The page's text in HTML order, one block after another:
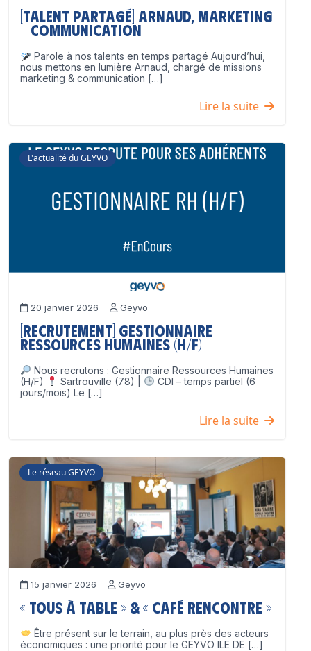
[Talent partagé] Arnaud, Marketing
– Communication
Parole à nos talents en temps partagé Aujourd’hui,
nous mettons en lumière Arnaud, chargé de missions
marketing & communication […]
Lire la suite
L'actualité du GEYVO
20 janvier 2026 Geyvo
[Recrutement] Gestionnaire
Ressources Humaines (H/F)
Nous recrutons : Gestionnaire Ressources Humaines
(H/F)
Sartrouville (78) |
CDI – temps partiel (6
jours/mois) Le […]
Lire la suite
Le réseau GEYVO
15 janvier 2026 Geyvo
« Tous à table » & « Café Rencontre »
Être présent sur le terrain, au plus près des acteurs
économiques : une priorité pour le GEYVO ILE DE […]